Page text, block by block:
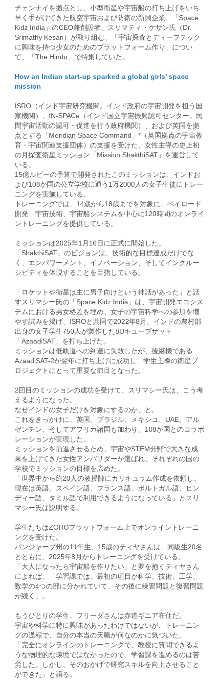
チェンナイを拠点とし、小型衛星や宇宙船の打ち上げをいち
早く手がけてきた航空宇宙および防衛の新興企業、「Space
Kidz India」のCEO兼創設者、スリマティ・ケサン氏（Dr.
Srimathy Kesan）が取り組む、「宇宙探査とディープテック
に興味を持つ少女のためのプラットフォーム作り」につい
て、「The Hindu」で特集していた。
How an Indian start-up sparked a global girls’ space
mission
ISRO（インド宇宙研究機関。インド政府の宇宙開発を担う国
家機関）、IN-SPACe（インド国立宇宙振興認可センター。民
間宇宙活動の認可・促進を行う政府機関）、および英国を拠
点とする「Meridian Space Command」*（英国拠点の宇宙教
育・宇宙関連支援団体）の支援を受けた、女性主導の史上初
の月探査衛星ミッション「Mission ShakthiSAT」を運営して
いる。
15億ルピーの予算で開発されたこのミッションは、インドお
よび108か国の公立学校に通う1万2000人の女子生徒にトレー
ニングを実施している。
トレーニングでは、14歳から18歳までを対象に、ペイロード
開発、宇宙技術、宇宙船システムを中心に120時間のオンライ
ントレーニングを提供している。
ミッションは2025年1月16日に正式に開始した。
「ShakthiSAT」のビジョンは、技術的な目標達成だけでな
く、エンパワーメント、イノベーション、そしてインクルー
シビティを体現することを目指している。
「ロケットや衛星は主に男子向けという神話があった」と話
すスリマシー氏の「Space Kidz India」は、宇宙開発エコシス
テムにおける男女格差を埋め、女子の宇宙科学への参加を増
やす試みを掲げ、ISROと共同で2022年8月、インドの農村部
出身の女子学生750人が製作した8Uキューブサット
「AzaadiSAT」を打ち上げた。
ミッションは低軌道への到達に失敗したが、後継機である
AzaadiSAT-2が翌年に打ち上げに成功し、学生主導の衛星プ
ロジェクトにとって重要な節目となった。
2回目のミッションの成功を受けて、スリマシー氏は、こう考
えるようになった。
なぜインドの女子だけを対象にするのか、と。
これをきっかけに、英国、ブラジル、メキシコ、UAE、アル
ゼンチン、そしてアフリカ諸国も加わり、108か国とのコラボ
レーションが実現した。
ミッションを前進させるため、宇宙やSTEM分野で大きな成
果を上げてきた女性アンバサダーが選ばれ、それぞれの国の
学校でミッションの目標を広めた。
「世界中から約20人の教授陣にカリキュラム作成を依頼し、
現在は英語、スペイン語、フランス語、ポルトガル語、ヒン
ディー語、タミル語で利用できるようになっている」とスリ
マシー氏は説明する。
学生たちはZOHOプラットフォーム上でオンライントレーニ
ングを受けた。
パンジャーブ州の11年生、15歳のティヤさんは、同級生20名
とともに、2025年8月からトレーニングを受けている。
「大人になったら宇宙船を作りたい」と夢を抱くティヤさん
によれば、「学習課では、最初の項目が科学、技術、工学、
数学の4つの部に分かれていて、その後に練習問題と復習問題
が続く」。
もうひとりの学生、フリーダさんは赤道ギニア在住だ。
宇宙や科学に特に興味があったわけではないが、トレーニン
グの過程で、自分の本当の天職が何なのかに気づいた。
「完全にオンラインのトレーニングで、教授に質問できるよ
うな物理的な環境ではなかったので、学習課を進めるのは苦
労した。しかし、そのおかげで研究スキルを向上させること
ができた」と語る。